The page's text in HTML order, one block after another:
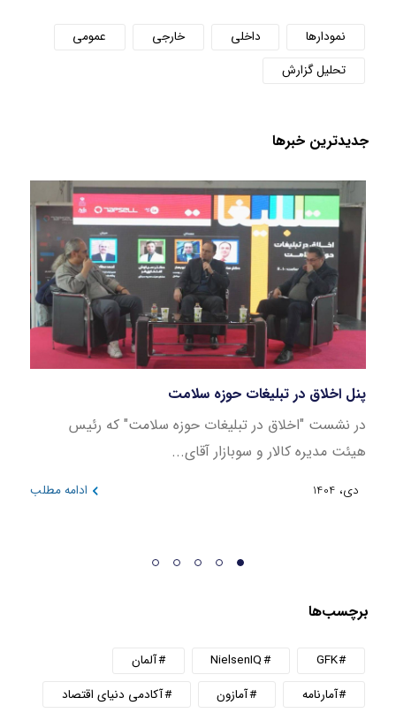
نمودارها داخلی خارجی
عمومی
تحلیل گزارش
جدید‌ترین خبر‌ها
پنل اخلاق در تبلیغات حوزه سلامت
در نشست "اخلاق در تبلیغات حوزه سلامت" که رئیس
هیئت مدیره کالار و سوبازار آقای...
دی، 1404 ادامه مطلب
برچسب‌ها
GFK
NielsenIQ
آلمان
آمارنامه
آمازون
آکادمی دنیای اقتصاد